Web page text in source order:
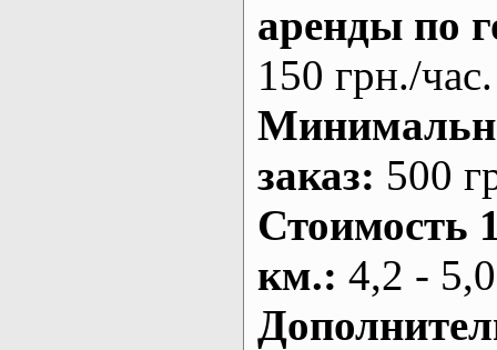
аренды по
150 грн./час.
заказ: 500
Стоимость
км.: 4,2 -